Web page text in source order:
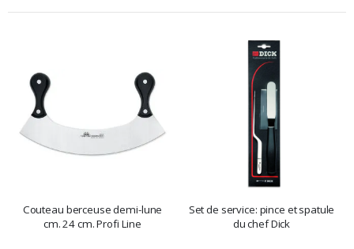
Couteau berceuse demi-lune
cm. 24 cm. Profi Line
Set de service: pince et spatule
du chef Dick